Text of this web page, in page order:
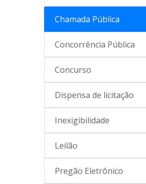
Chamada Pública
Concorrência Pública
Concurso
Dispensa de licitação
Inexigibilidade
Leilão
Pregão Eletrônico